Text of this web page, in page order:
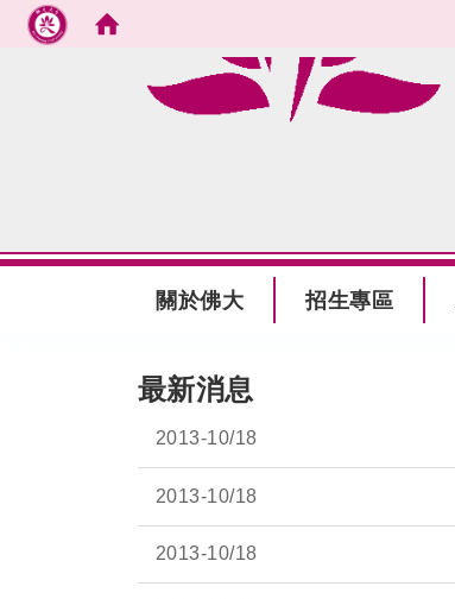
跳到主要內容
關於佛大 招生專區
最新消息
2013-10/18
2013-10/18
2013-10/18